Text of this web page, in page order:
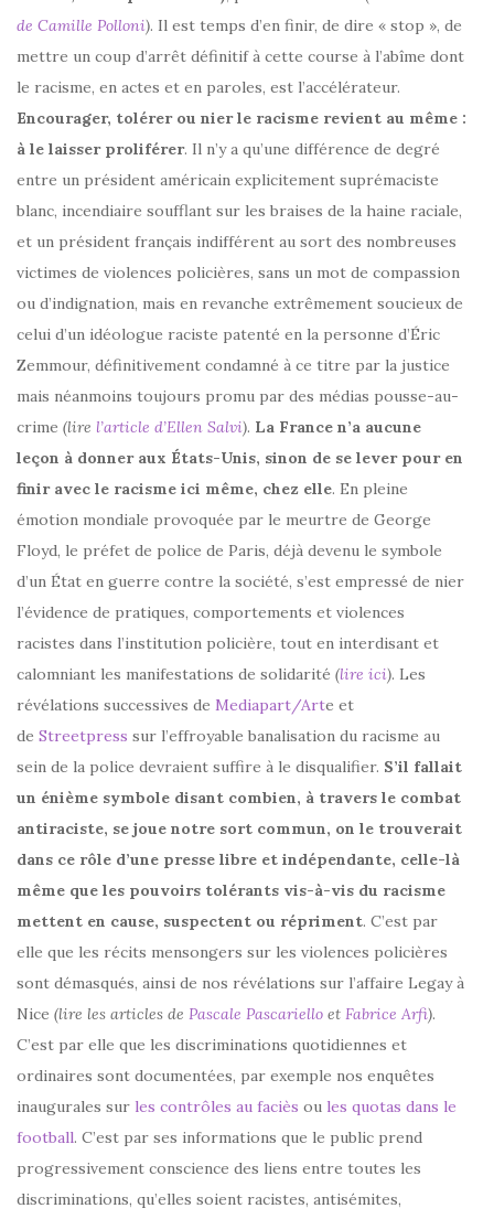
de Camille Polloni). Il est temps d’en finir, de dire « stop », de
mettre un coup d’arrêt définitif à cette course à l’abîme dont
le racisme, en actes et en paroles, est l’accélérateur.
Encourager, tolérer ou nier le racisme revient au même :
à le laisser proliférer. Il n’y a qu’une différence de degré
entre un président américain explicitement suprémaciste
blanc, incendiaire soufflant sur les braises de la haine raciale,
et un président français indifférent au sort des nombreuses
victimes de violences policières, sans un mot de compassion
ou d’indignation, mais en revanche extrêmement soucieux de
celui d’un idéologue raciste patenté en la personne d’Éric
Zemmour, définitivement condamné à ce titre par la justice
mais néanmoins toujours promu par des médias pousse-au-
crime (lire l’article d’Ellen Salvi). La France n’a aucune
leçon à donner aux États-Unis, sinon de se lever pour en
finir avec le racisme ici même, chez elle. En pleine
émotion mondiale provoquée par le meurtre de George
Floyd, le préfet de police de Paris, déjà devenu le symbole
d’un État en guerre contre la société, s’est empressé de nier
l’évidence de pratiques, comportements et violences
racistes dans l’institution policière, tout en interdisant et
calomniant les manifestations de solidarité (lire ici). Les
révélations successives de Mediapart/Arte et
de Streetpress sur l’effroyable banalisation du racisme au
sein de la police devraient suffire à le disqualifier. S’il fallait
un énième symbole disant combien, à travers le combat
antiraciste, se joue notre sort commun, on le trouverait
dans ce rôle d’une presse libre et indépendante, celle-là
même que les pouvoirs tolérants vis-à-vis du racisme
mettent en cause, suspectent ou répriment. C’est par
elle que les récits mensongers sur les violences policières
sont démasqués, ainsi de nos révélations sur l’affaire Legay à
Nice (lire les articles de Pascale Pascariello et Fabrice Arfi).
C’est par elle que les discriminations quotidiennes et
ordinaires sont documentées, par exemple nos enquêtes
inaugurales sur les contrôles au faciès ou les quotas dans le
football. C’est par ses informations que le public prend
progressivement conscience des liens entre toutes les
discriminations, qu’elles soient racistes, antisémites,